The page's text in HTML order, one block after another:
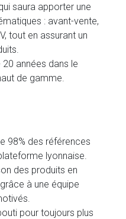
saura apporter une
: avant-vente,
tout en assurant un
années dans le
de gamme.
98% des références
lyonnaise.
des produits en
à une équipe
pour toujours plus